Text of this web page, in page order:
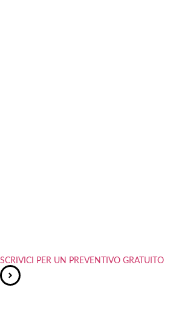
SCRIVICI PER UN PREVENTIVO GRATUITO